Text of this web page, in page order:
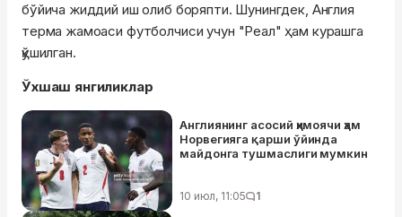
бўйича жиддий иш олиб боряпти. Шунингдек, Англия
терма жамоаси футболчиси учун "Реал" ҳам курашга
қўшилган.
Ўхшаш янгиликлар
Англиянинг асосий ҳимоячи ҳам
Норвегияга қарши ўйинда
майдонга тушмаслиги мумкин
10 июл, 11:05 1